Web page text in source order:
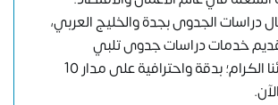
دراسات الجدوى بجدة والخليج العربي،
خدمات دراسات جدوىتلبي
احتياجات عملائنا الكرام؛ بدقة واحترافية على مدار 10